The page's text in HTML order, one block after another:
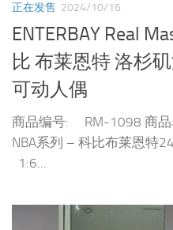
正在发售 2024/10/16
ENTERBAY Real
比 布莱恩特 洛杉
可动人偶
商品编号: RM-1098 商
NBA系列 – 科比布莱恩特
1:6...